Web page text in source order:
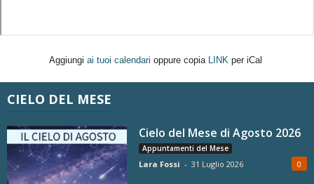
Aggiungi ai tuoi calendari oppure copia LINK per iCal
CIELO DEL MESE
Cielo del Mese di Agosto 2026
Appuntamenti del Mese
Lara Fossi - 31 Luglio 2026 0